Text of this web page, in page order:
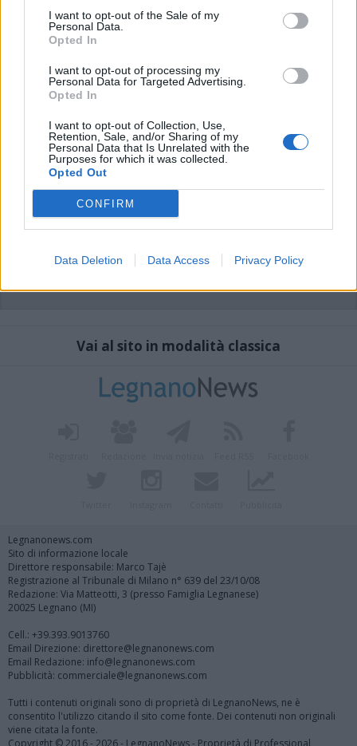
I want to opt-out of the Sale of my
Personal Data.
Opted In
I want to opt-out of processing my
Personal Data for Targeted Advertising.
Opted In
I want to opt-out of Collection, Use,
Retention, Sale, and/or Sharing of my
Personal Data that Is Unrelated with the
Purposes for which it was collected.
Opted Out
CONFIRM
Data Deletion Data Access Privacy Policy
commenti non sono testi giornalistici, ma post inviati dai singoli lettori che
possono essere automaticamente pubblicati senza filtro preventivo. I commenti
che includano uno o più link a siti esterni verranno rimossi in automatico dal
Vai al sito in modalità classica
Legnanonews.com
Sito di informazione locale
Direttore responsabile: Marco Tajè
Registrazione al Tribunale di Milano n° 639 del 23/10/08
Redazione: Via Matteotti, 3 (presso Famiglia Legnanese)
20025 Legnano (MI)
Cell.: +39.393.9013760
Email Direzione: direttore@legnanonews.com
Email Redazione: info@legnanonews.com
Pubblicità: commerciale@legnanonews.com
Tutti i contenuti originali sono di proprietà di LegnanoNews, ne è
consentito l'utilizzo citando il sito come fonte. Dei contenuti non originali
viene citata la fonte.
Copyright © 2016 - 2026 - LegnanoNews - Proprietà di Professional